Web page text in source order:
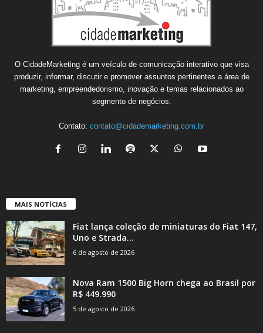
O CidadeMarketing é um veículo de comunicação interativo que visa
produzir, informar, discutir e promover assuntos pertinentes a área de
marketing, empreendedorismo, inovação e temas relacionados ao
segmento de negócios.
Contato: contato@cidademarketing.com.br
MAIS NOTÍCIAS
Fiat lança coleção de miniaturas do Fiat 147,
Uno e Strada...
6 de agosto de 2026
Nova Ram 1500 Big Horn chega ao Brasil por
R$ 449.990
5 de agosto de 2026